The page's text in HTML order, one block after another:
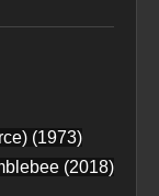
(1973)
(2018)